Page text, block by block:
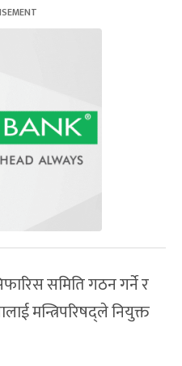
समिति गठन गर्ने र
मन्त्रिपरिषद्ले नियुक्त